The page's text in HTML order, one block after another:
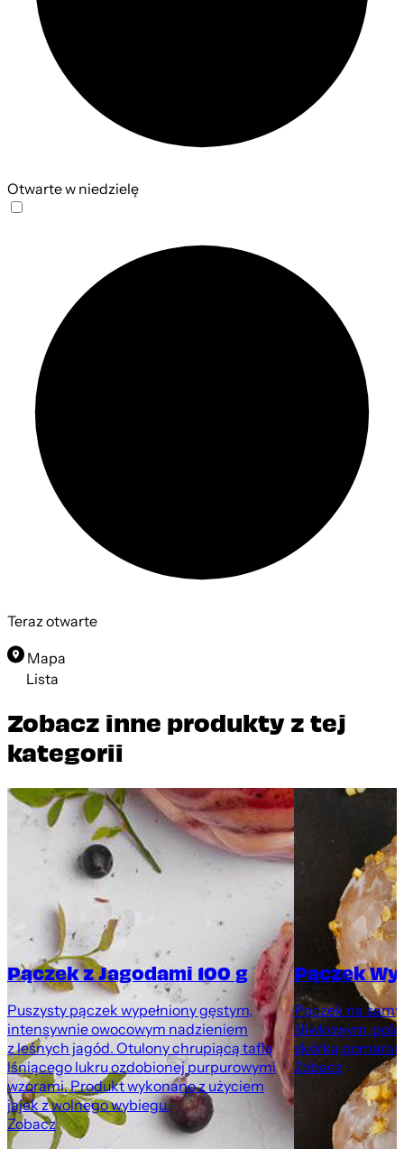
Otwarte w niedzielę
Teraz otwarte
Mapa
Lista
Zobacz inne produkty z tej
kategorii
Pączek z Jagodami 100 g
Puszysty pączek wypełniony gęstym,
intensywnie owocowym nadzieniem
z leśnych jagód. Otulony chrupiącą taflą
lśniącego lukru ozdobionej purpurowymi
wzorami. Produkt wykonano z użyciem
jajek z wolnego wybiegu.
Zobacz
Pączek
Pączek na
śliwkowym,
skórką
Zobacz